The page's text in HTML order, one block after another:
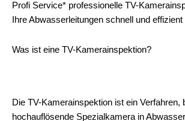
Profi Service* professionelle TV-
Ihre Abwasserleitungen schnell und
Was ist eine TV-Kamerainspektion?
Die TV-Kamerainspektion ist ein Verfahren,
hochauflösende Spezialkamera in